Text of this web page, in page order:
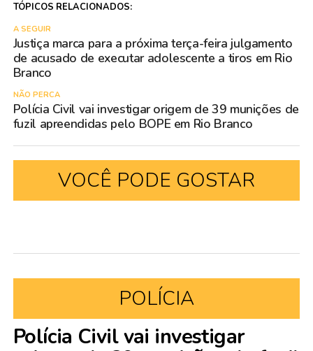
TÓPICOS RELACIONADOS:
A SEGUIR
Justiça marca para a próxima terça-feira julgamento
de acusado de executar adolescente a tiros em Rio
Branco
NÃO PERCA
Polícia Civil vai investigar origem de 39 munições de
fuzil apreendidas pelo BOPE em Rio Branco
VOCÊ PODE GOSTAR
POLÍCIA
Polícia Civil vai investigar